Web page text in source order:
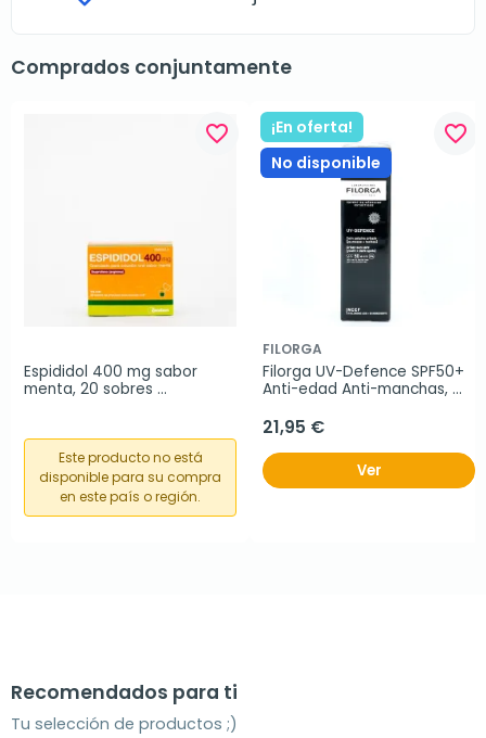
Comprados conjuntamente
favorite_border
Espididol 400 mg sabor
menta, 20 sobres
Este producto no está
disponible para su compra
en este país o región.
¡En oferta!
No disponible
favorite_border
FILORGA
Filorga UV-Defence SPF50+
Anti-edad Anti-manchas,
21,95 €
Ver
Recomendados para ti
Tu selección de productos ;)